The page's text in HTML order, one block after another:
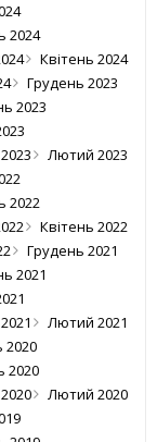
2024
Квітень 2024
Грудень 2023
2023
Лютий 2023
2022
Квітень 2022
Грудень 2021
2021
Лютий 2021
2020
Лютий 2020